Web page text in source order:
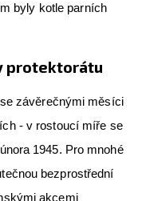
byly kotle parních
protektorátu
závěrečnými měsíci
- v rostoucí míře se
1945. Pro mnohé
bezprostřední
akcemi